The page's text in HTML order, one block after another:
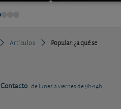
Artículos
Popular: ¿a qué se
Contacto de lunes a viernes de 9h-14h